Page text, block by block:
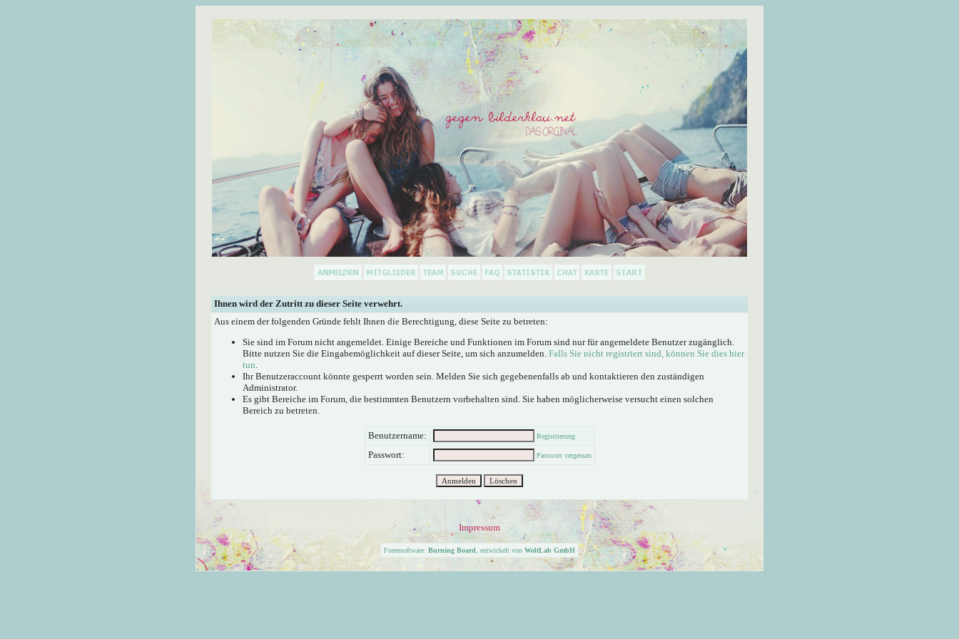
Ihnen wird der Zutritt zu dieser Seite verwehrt.
Aus einem der folgenden Gründe fehlt Ihnen die Berechtigung, diese Seite zu betreten:
Sie sind im Forum nicht angemeldet. Einige Bereiche und Funktionen im Forum sind nur für angemeldete Benutzer zugänglich.
Bitte nutzen Sie die Eingabemöglichkeit auf dieser Seite, um sich anzumelden. Falls Sie nicht registriert sind, können Sie dies hier
tun.
Ihr Benutzeraccount könnte gesperrt worden sein. Melden Sie sich gegebenenfalls ab und kontaktieren den zuständigen
Administrator.
Es gibt Bereiche im Forum, die bestimmten Benutzern vorbehalten sind. Sie haben möglicherweise versucht einen solchen
Bereich zu betreten.
Benutzername: Registrierung
Passwort: Passwort vergessen
Impressum
Forensoftware: Burning Board , entwickelt von WoltLab GmbH